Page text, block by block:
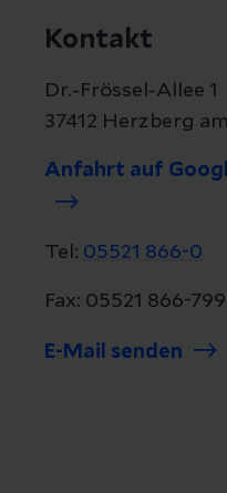
Kontakt
Dr.-Frössel-Allee 1
37412 Herzberg
Anfahrt auf
Tel: 05521 866-0
Fax: 05521 866-799
E-Mail senden